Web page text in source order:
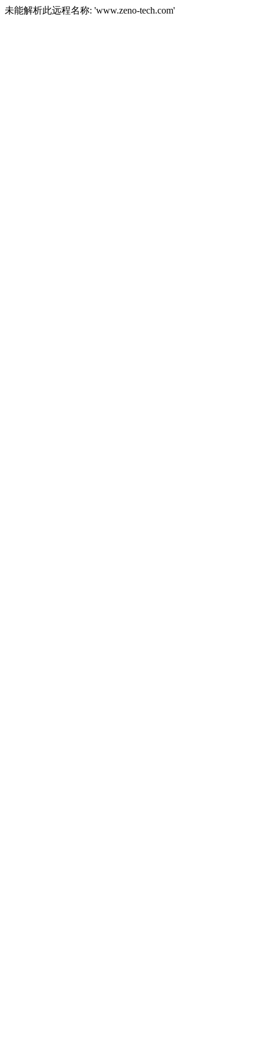
未能解析此远程名称: 'www.zeno-tech.com'